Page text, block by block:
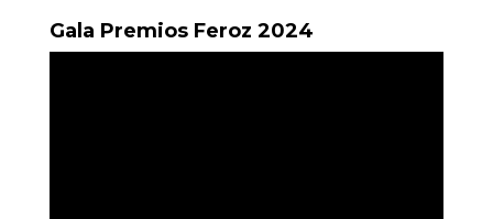
Gala Premios Feroz 2024